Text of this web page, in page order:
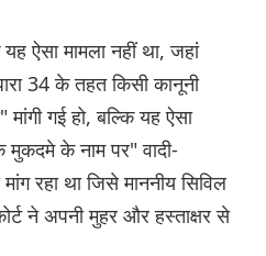
ऐसा मामला नहीं था, जहां
34 के तहत किसी कानूनी
गई हो, बल्कि यह ऐसा
मुकदमे के नाम पर" वादी-
रहा था जिसे माननीय सिविल
ने अपनी मुहर और हस्ताक्षर से